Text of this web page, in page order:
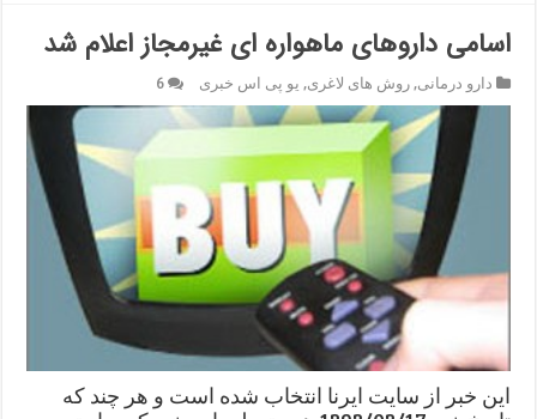
اسامی داروهای ماهواره ای غیرمجاز اعلام شد
دارو درمانی,روش های لاغری, یو پی اس خبری 6
این خبر از سایت ایرنا انتخاب شده است و هر چند که